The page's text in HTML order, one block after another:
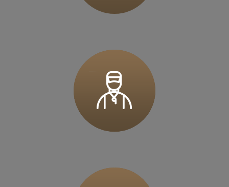
36 MINUT Gostyń
ul. Ogrodowa 9
63-800 Gostyń
Zapisz mnie
36 MINUT Iława